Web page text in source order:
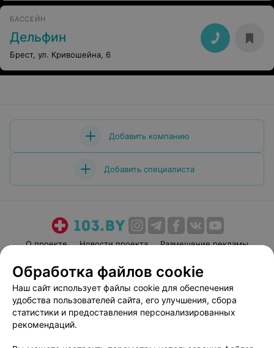
БАССЕЙН
Дельфин
Брест, ул. Кривошейна, 6
Добавить компанию
Добавить специалиста
О проекте Новости проекта
Размещение рекламы
Пользовательское соглашение
Способы оплаты
Вакансии
Партнеры
Написать руководителю 103.by
Обработка файлов cookie
Наш сайт использует файлы cookie для обеспечения
удобства пользователей сайта, его улучшения, сбора
статистики и предоставления персонализированных
рекомендаций.